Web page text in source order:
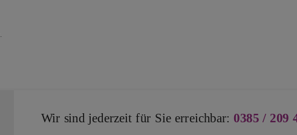
Wir sind jederzeit für Sie erreichbar: 0385 / 209